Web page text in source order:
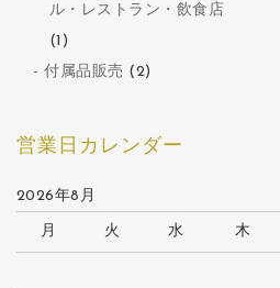
ル・レストラン・飲食店
(1)
付属品販売 (2)
営業日カレンダー
2026年8月
月 火 水 木